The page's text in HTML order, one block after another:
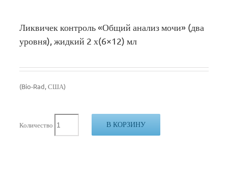
Ликвичек контроль «Общий анализ мочи» (два
уровня), жидкий 2 х(6×12) мл
(Bio-Rad, США)
Количество В КОРЗИНУ